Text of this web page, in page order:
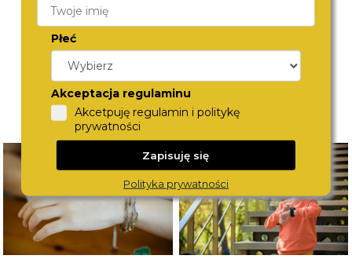
Płeć
Akceptacja regulaminu
Akcetpuję regulamin i politykę
prywatności
Zapisuję się
Polityka prywatności